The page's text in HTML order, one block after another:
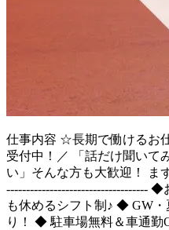
仕事内容 ☆長期で働けるお
受付中！／ 「話だけ聞いて
い」そんな方も大歓迎！ ま
------------------------------------
も休めるシフト制♪ ◆ GW
り！ ◆ 駐車場無料＆車通